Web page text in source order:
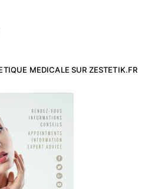
MEDICALE SUR ZESTETIK.FR